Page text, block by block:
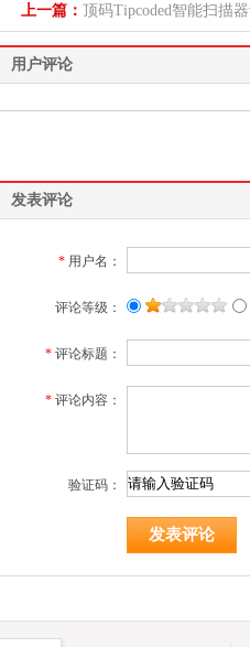
上一篇： 顶码Tipcoded智能扫描
用户评论
发表评论
* 用户名：
评论等级：
* 评论标题：
* 评论内容：
验证码：